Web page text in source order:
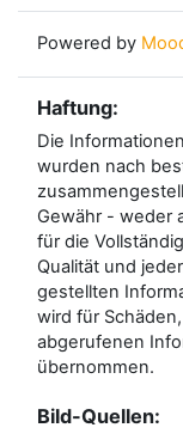
Powered by
Haftung:
Die
wurden nach
Gewähr - weder
für die
Qualität und
gestellten
wird für
abgerufenen
übernommen.
Bild-Quellen: